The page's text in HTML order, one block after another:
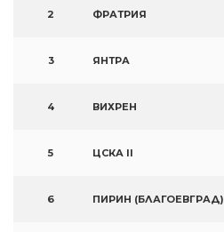
2 ФРАТРИЯ
3 ЯНТРА
4 ВИХРЕН
5 ЦСКА II
6 ПИРИН (БЛАГОЕВГРАД)